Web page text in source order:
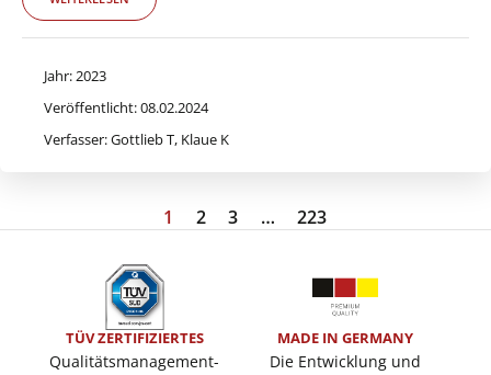
Jahr: 2023
Veröffentlicht: 08.02.2024
Verfasser: Gottlieb T, Klaue K
1 2 3 … 223
TÜV ZERTIFIZIERTES
Qualitätsmanagement-
MADE IN GERMANY
Die Entwicklung und